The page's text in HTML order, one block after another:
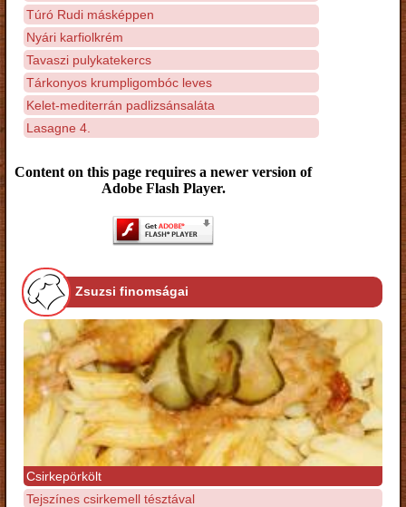
Túró Rudi másképpen
Nyári karfiolkrém
Tavaszi pulykatekercs
Tárkonyos krumpligombóc leves
Kelet-mediterrán padlizsánsaláta
Lasagne 4.
Content on this page requires a newer version of
Adobe Flash Player.
Zsuzsi finomságai
Csirkepörkölt
Tejszínes csirkemell tésztával